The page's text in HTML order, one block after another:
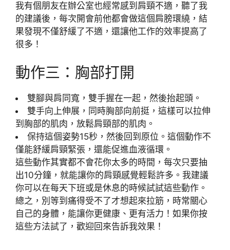
我有個朋友在辦公室也經常感到肩頸不適，聽了我
的建議後，每次開會前他都會做這個肩膀環繞，結
果發現不僅舒緩了不適，還讓他工作的效率提高了
很多！
動作三：胸部打開
雙腳與肩同寬，雙手握在一起，然後抬起頭。
雙手向上伸展，同時胸部向前挺，這樣可以拉伸
到胸部的肌肉，放鬆肩頸部的肌肉。
保持這個姿勢15秒，然後回到原位。這個動作不
僅能舒緩肩頸緊張，還能促進血液循環。
這些動作其實都不會花你太多的時間，每次只要抽
出10分鐘，就能讓你的肩頸感覺輕鬆許多。我建議
你可以在每天下班或是休息的時候試試這些動作。
總之，別等到痛得受不了才想起來拉筋，時常關心
自己的身體，能讓你更健康、更有活力！如果你按
這些方法試了，歡迎回來告訴我效果！